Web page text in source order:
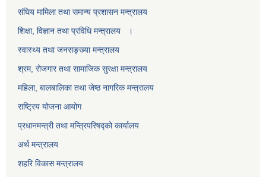
स‌ंघिय मामिला तथा समान्य प्रशासन मन्त्रालय
शिक्षा, विज्ञान तथा प्रविधि मन्त्रालय ।
स्वास्थ्य तथा जनसङ्ख्या मन्त्रालय
श्रम, रोजगार तथा सामाजिक सुरक्षा मन्त्रालय
महिला, बालबालिका तथा जेष्ठ नागरिक मन्त्रालय
राष्ट्रिय योजना आयोग
प्रधानमन्त्री तथा मन्त्रिपरिषद्को कार्यालय
अर्थ मन्त्रालय
शहरि विकास मन्त्रालय